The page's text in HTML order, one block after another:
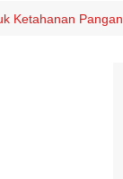
Ketahanan Pangan